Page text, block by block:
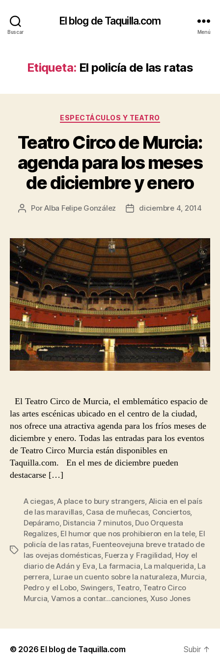
Buscar
El blog de Taquilla.com
Menú
Etiqueta: El policía de las ratas
Categorías
ESPECTÁCULOS Y TEATRO
Teatro Circo de Murcia:
agenda para los meses
de diciembre y enero
Autor
entrada
PorAlba Felipe González
Fecha
entrada
diciembre 4, 2014
El Teatro Circo de Murcia, el emblemático espacio de
las artes escénicas ubicado en el centro de la ciudad,
nos ofrece una atractiva agenda para los fríos meses de
diciembre y enero. Todas las entradas para los eventos
de Teatro Circo Murcia están disponibles en
Taquilla.com. En el mes de diciembre pueden
destacarse […]
Etiquetas
A ciegas,A place to bury strangers, Alicia en el país
de las maravillas, Casa de muñecas, Conciertos,
Depáramo, Distancia 7 minutos, Duo Orquesta
Regalizes, El humor que nos prohibieron en la tele, El
policía de las ratas, Fuenteovejuna breve tratado de
las ovejas domésticas, Fuerza y Fragilidad, Hoy el
diario de Adán y Eva, La farmacia, La malquerida, La
perrera, Lurae un cuento sobre la naturaleza, Murcia,
Pedro y el Lobo, Swingers, Teatro, Teatro Circo
Murcia, Vamos a contar...canciones, Xuso Jones
© 2026 El blog de Taquilla.com Subir ↑